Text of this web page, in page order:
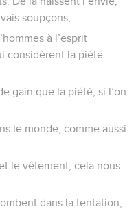
soupçons,
à l’esprit
considèrent la piété
gain que la piété, si l’on
le monde, comme aussi
le vêtement, cela nous
dans la tentation,